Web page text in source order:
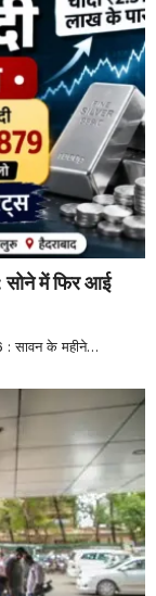
में फिर आई
सावन के महीने…